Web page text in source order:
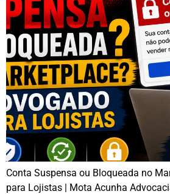
Conta Suspensa ou Bloqueada no
para Lojistas | Mota Acunha